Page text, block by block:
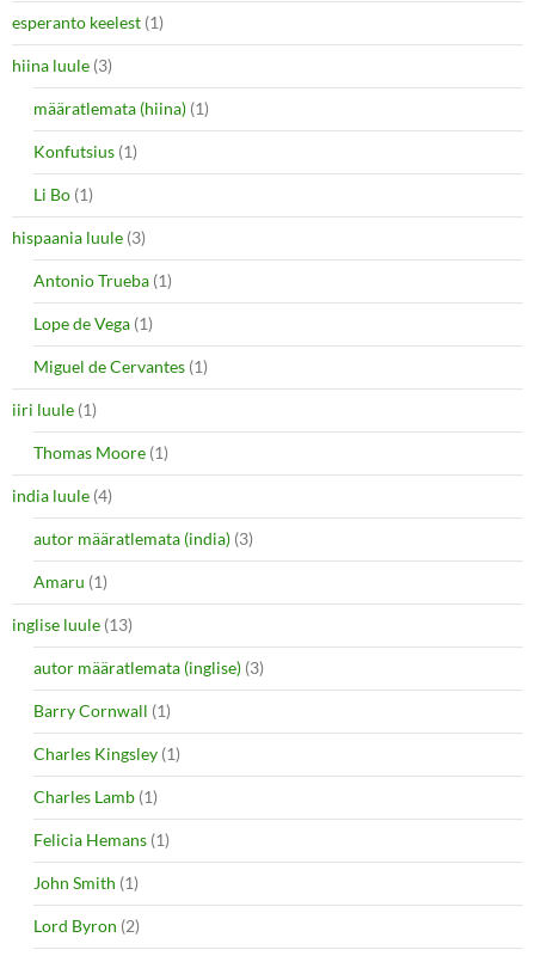
esperanto keelest (1)
hiina luule (3)
määratlemata (hiina) (1)
Konfutsius (1)
Li Bo (1)
hispaania luule (3)
Antonio Trueba (1)
Lope de Vega (1)
Miguel de Cervantes (1)
iiri luule (1)
Thomas Moore (1)
india luule (4)
autor määratlemata (india) (3)
Amaru (1)
inglise luule (13)
autor määratlemata (inglise) (3)
Barry Cornwall (1)
Charles Kingsley (1)
Charles Lamb (1)
Felicia Hemans (1)
John Smith (1)
Lord Byron (2)